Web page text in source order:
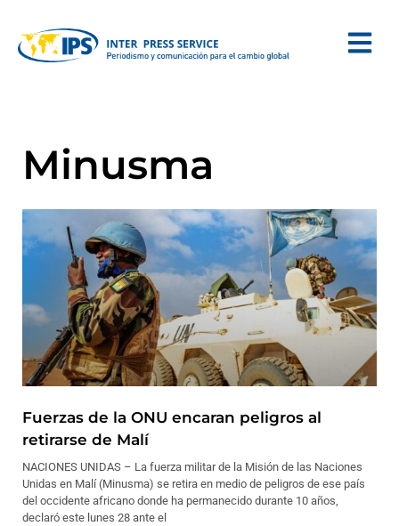
Minusma
Fuerzas de la ONU encaran peligros al
retirarse de Malí
NACIONES UNIDAS – La fuerza militar de la Misión de las Naciones
Unidas en Malí (Minusma) se retira en medio de peligros de ese país
del occidente africano donde ha permanecido durante 10 años,
declaró este lunes 28 ante el